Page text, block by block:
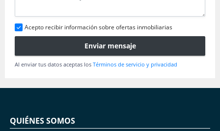
Acepto recibir información sobre ofertas inmobiliarias
Enviar mensaje
Al enviar tus datos aceptas los Términos de servicio y privacidad
QUIÉNES SOMOS